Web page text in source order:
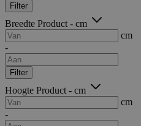
Filter
Breedte Product - cm
cm
-
Filter
Hoogte Product - cm
cm
-